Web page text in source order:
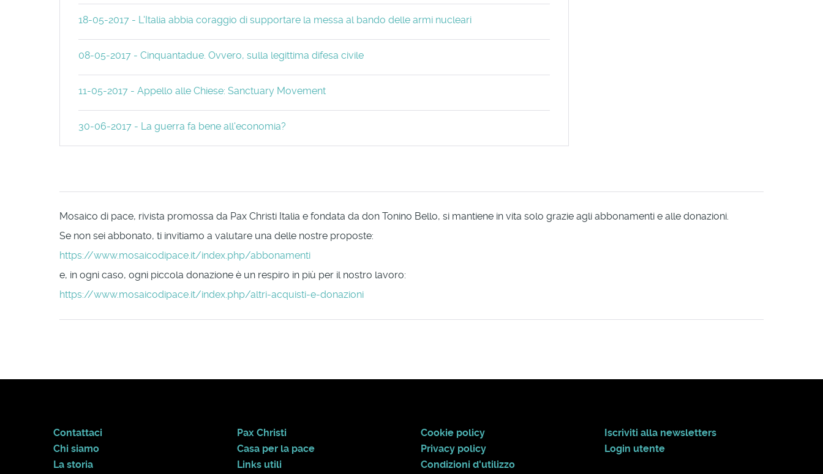
18-05-2017 - L'Italia abbia coraggio di supportare la messa al bando delle armi nucleari
08-05-2017 - Cinquantadue. Ovvero, sulla legittima difesa civile
11-05-2017 - Appello alle Chiese: Sanctuary Movement
30-06-2017 - La guerra fa bene all'economia?
Mosaico di pace, rivista promossa da Pax Christi Italia e fondata da don Tonino Bello, si mantiene in vita solo grazie agli abbonamenti e alle donazioni.
Se non sei abbonato, ti invitiamo a valutare una delle nostre proposte:
https://www.mosaicodipace.it/index.php/abbonamenti
e, in ogni caso, ogni piccola donazione è un respiro in più per il nostro lavoro:
https://www.mosaicodipace.it/index.php/altri-acquisti-e-donazioni
Contattaci
Chi siamo
La storia
Pax Christi
Casa per la pace
Links utili
Cookie policy
Privacy policy
Condizioni d'utilizzo
Iscriviti alla newsletters
Login utente